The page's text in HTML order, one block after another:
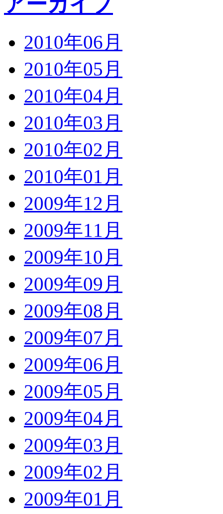
2010年06月
2010年05月
2010年04月
2010年03月
2010年02月
2010年01月
2009年12月
2009年11月
2009年10月
2009年09月
2009年08月
2009年07月
2009年06月
2009年05月
2009年04月
2009年03月
2009年02月
2009年01月